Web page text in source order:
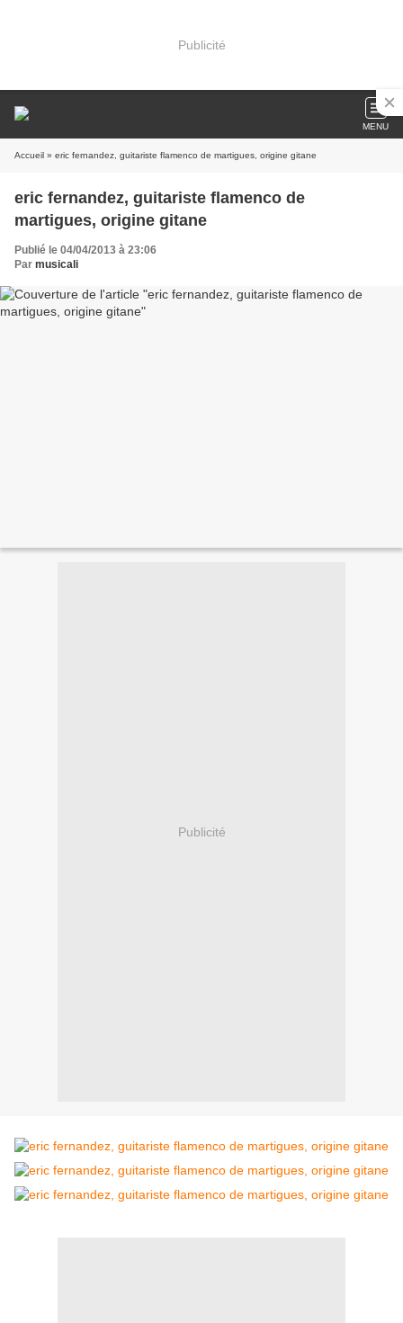
Publicité
MENU
Accueil » eric fernandez, guitariste flamenco de martigues, origine gitane
eric fernandez, guitariste flamenco de
martigues, origine gitane
Publié le 04/04/2013 à 23:06
Par musicali
Publicité